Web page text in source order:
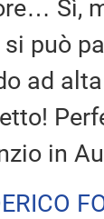
Sì,
si può
ad
in